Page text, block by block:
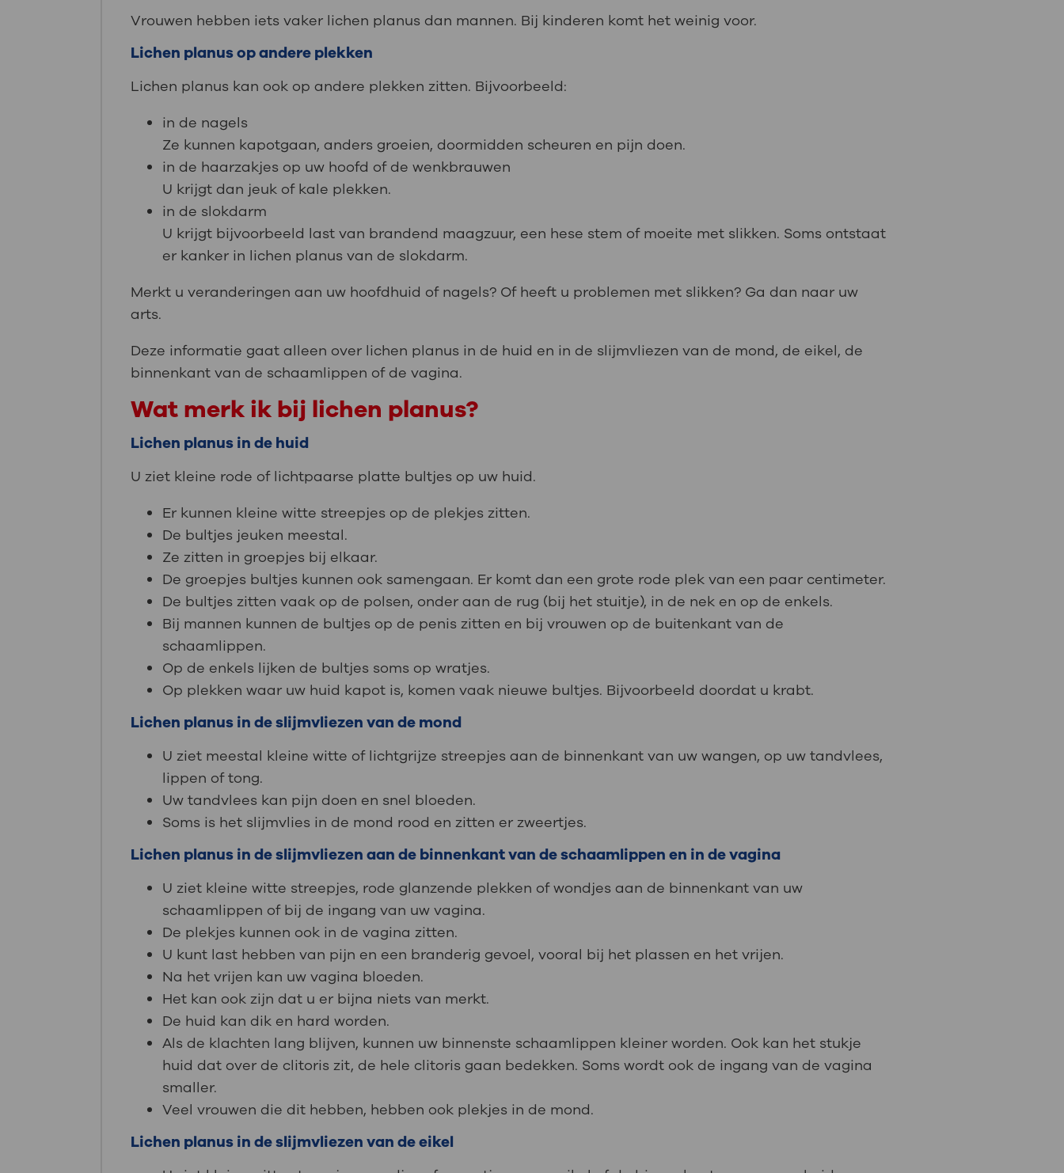
Vrouwen hebben iets vaker lichen planus dan mannen. Bij kinderen komt het weinig voor.
Lichen planus op andere plekken
Lichen planus kan ook op andere plekken zitten. Bijvoorbeeld:
in de nagels
Ze kunnen kapotgaan, anders groeien, doormidden scheuren en pijn doen.
in de haarzakjes op uw hoofd of de wenkbrauwen
U krijgt dan jeuk of kale plekken.
in de slokdarm
U krijgt bijvoorbeeld last van brandend maagzuur, een hese stem of moeite met slikken. Soms ontstaat
er kanker in lichen planus van de slokdarm.
Merkt u veranderingen aan uw hoofdhuid of nagels? Of heeft u problemen met slikken? Ga dan naar uw
arts.
Deze informatie gaat alleen over lichen planus in de huid en in de slijmvliezen van de mond, de eikel, de
binnenkant van de schaamlippen of de vagina.
Wat merk ik bij lichen planus?
Lichen planus in de huid
U ziet kleine rode of lichtpaarse platte bultjes op uw huid.
Er kunnen kleine witte streepjes op de plekjes zitten.
De bultjes jeuken meestal.
Ze zitten in groepjes bij elkaar.
De groepjes bultjes kunnen ook samengaan. Er komt dan een grote rode plek van een paar centimeter.
De bultjes zitten vaak op de polsen, onder aan de rug (bij het stuitje), in de nek en op de enkels.
Bij mannen kunnen de bultjes op de penis zitten en bij vrouwen op de buitenkant van de
schaamlippen.
Op de enkels lijken de bultjes soms op wratjes.
Op plekken waar uw huid kapot is, komen vaak nieuwe bultjes. Bijvoorbeeld doordat u krabt.
Lichen planus in de slijmvliezen van de mond
U ziet meestal kleine witte of lichtgrijze streepjes aan de binnenkant van uw wangen, op uw tandvlees,
lippen of tong.
Uw tandvlees kan pijn doen en snel bloeden.
Soms is het slijmvlies in de mond rood en zitten er zweertjes.
Lichen planus in de slijmvliezen aan de binnenkant van de schaamlippen en in de vagina
U ziet kleine witte streepjes, rode glanzende plekken of wondjes aan de binnenkant van uw
schaamlippen of bij de ingang van uw vagina.
De plekjes kunnen ook in de vagina zitten.
U kunt last hebben van pijn en een branderig gevoel, vooral bij het plassen en het vrijen.
Na het vrijen kan uw vagina bloeden.
Het kan ook zijn dat u er bijna niets van merkt.
De huid kan dik en hard worden.
Als de klachten lang blijven, kunnen uw binnenste schaamlippen kleiner worden. Ook kan het stukje
huid dat over de clitoris zit, de hele clitoris gaan bedekken. Soms wordt ook de ingang van de vagina
smaller.
Veel vrouwen die dit hebben, hebben ook plekjes in de mond.
Lichen planus in de slijmvliezen van de eikel